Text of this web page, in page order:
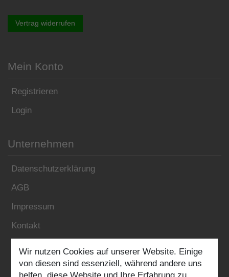
Vertrag widerrufen
Mein Konto
Registrieren
Login
Unternehmen
Datenschutzerklärung
AGB
Impressum
Kontakt
Folgen Sie uns:
Wir nutzen Cookies auf unserer Website. Einige
von diesen sind essenziell, während andere uns